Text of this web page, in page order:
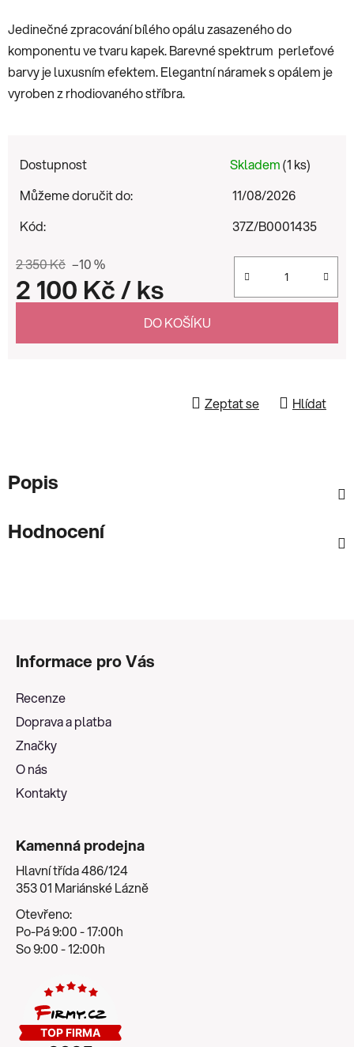
Jedinečné zpracování bílého opálu zasazeného do
komponentu ve tvaru kapek. Barevné spektrum perleťové
barvy je luxusním efektem. Elegantní náramek s opálem je
vyroben z rhodiovaného stříbra.
Dostupnost Skladem(1 ks)
Můžeme doručit do:
11/08/2026
Kód:
37Z/B0001435
2 350 Kč –10 %
2 100 Kč/ ks
DO KOŠÍKU
Zeptat se Hlídat
Popis
Hodnocení
Informace pro Vás
Recenze
Doprava a platba
Značky
O nás
Kontakty
Kamenná prodejna
Hlavní třída 486/124
353 01 Mariánské Lázně
Otevřeno:
Po-Pá 9:00 - 17:00h
So 9:00 - 12:00h